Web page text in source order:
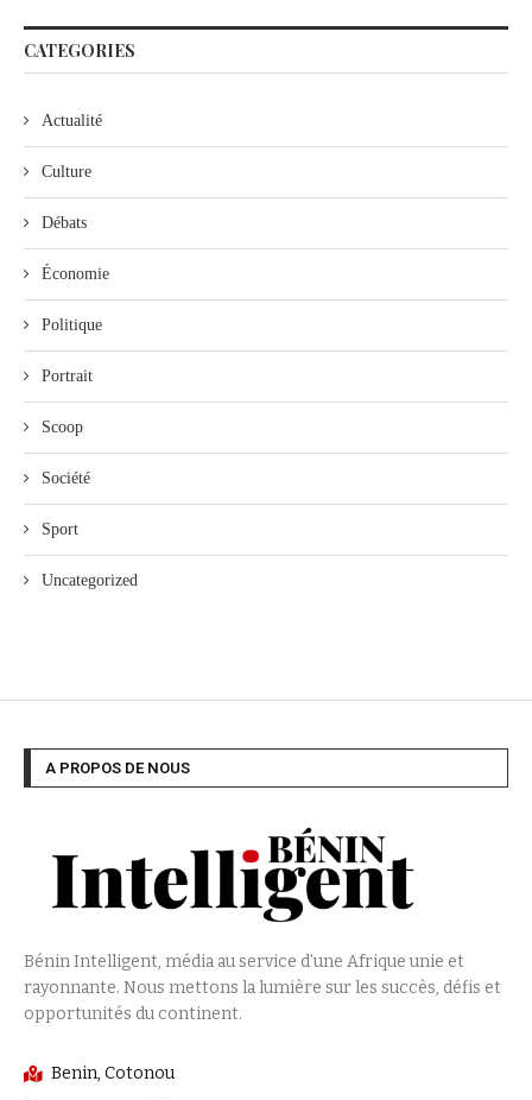
CATEGORIES
Actualité
Culture
Débats
Économie
Politique
Portrait
Scoop
Société
Sport
Uncategorized
A PROPOS DE NOUS
Bénin Intelligent, média au service d’une Afrique unie et
rayonnante. Nous mettons la lumière sur les succès, défis et
opportunités du continent.
Benin, Cotonou